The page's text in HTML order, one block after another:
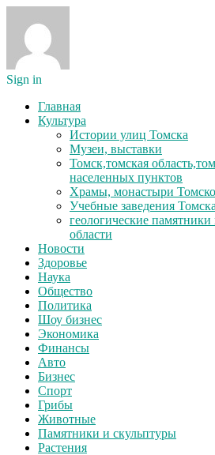
Sign in
Главная
Культура
Истории улиц Томска
Музеи, выставки
Томск,томская
населенных пунктов
Храмы, монастыри
Учебные заведения Томска
геологические
области
Новости
Здоровье
Наука
Общество
Политика
Шоу бизнес
Экономика
Финансы
Авто
Бизнес
Спорт
Грибы
Животные
Памятники и скульптуры
Растения